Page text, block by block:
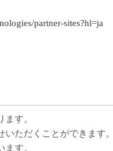
partner-sites?hl=ja
す。
ただくことができます。
す。